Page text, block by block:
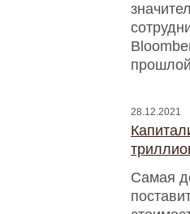
28.12.2021
Самая